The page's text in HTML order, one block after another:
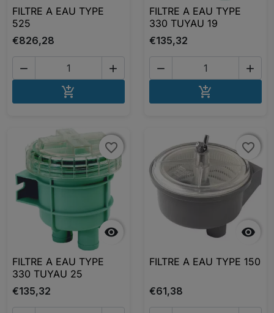
FILTRE A EAU TYPE
525
€826,28
 

FILTRE A EAU TYPE
330 TUYAU 19
€135,32
 


favorite_border
favorite_border
FILTRE A EAU TYPE
330 TUYAU 25
€135,32

favorite_border
favorite_border
FILTRE A EAU TYPE 150
€61,38